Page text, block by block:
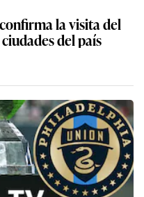
la visita del
del país